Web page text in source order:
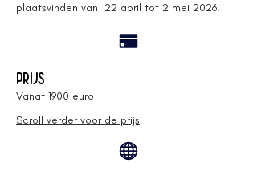
plaatsvinden van  22 april tot 2 mei 2026.
Prijs
Vanaf 1900 euro
Scroll verder voor de prijs